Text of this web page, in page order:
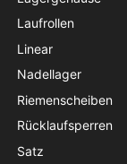
Laufrollen
Linear
Nadellager
Riemenscheiben
Rücklaufsperren
Satz